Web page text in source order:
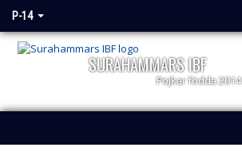
P-14
SURAHAMMARS IBF
Pojkar födda 2014